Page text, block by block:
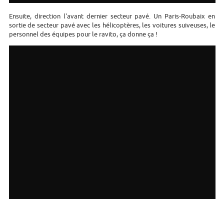
Ensuite, direction l'avant dernier secteur pavé. Un Paris-Roubaix en
sortie de secteur pavé avec les hélicoptères, les voitures suiveuses, le
personnel des équipes pour le ravito, ça donne ça !